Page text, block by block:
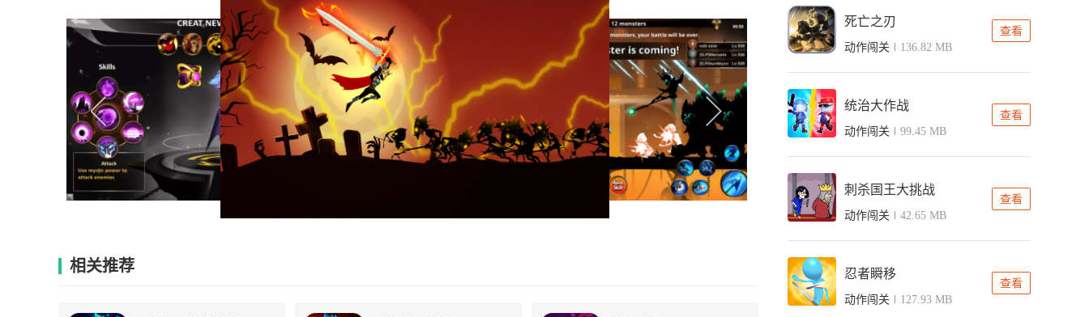
相关推荐
死亡之刃
动作闯关 136.82 MB
查看
统治大作战
动作闯关 99.45 MB
查看
刺杀国王大挑战
动作闯关 42.65 MB
查看
忍者瞬移
动作闯关 127.93 MB
查看